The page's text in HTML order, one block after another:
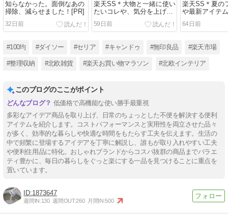
知らなかった。面倒なあの
掃除、減らせました！[PR]
32日前
楽天SS＊大物と一緒に使い
たいコレや、気分を上げる
モノ♪
59日前
楽天SS＊夏の
や最新アイテ
＆新しい家族♪
64日前
#100均 #ダイソー #セリア #キャンドゥ #無印良品 #楽天市場
#整理収納 #北欧雑貨 #楽天お買い物マラソン #北欧インテリア
このブログのここがポイント
低価格で高機能な使い勝手最重視
多彩なアイデア商品を取り上げ、日常のちょっとした不便を解決する便利
アイテムを紹介します。コストパフォーマンスと実用性を両立させた品々
が多く、効率的な暮らしや快適な時間をもたらす工夫を伝えます。生活の
中で頻繁に登場するアイデアを丁寧に解説し、誰もが取り入れやすい工夫
や便利住用品に特化。おしゃれブランドからコスパ抜群の商品までバラエ
ティ豊かに、毎日の暮らしをぐっと楽にする一品を見つけることに重点を
置いています。
1873647
週間IN:130 週間OUT:260 月間IN:500